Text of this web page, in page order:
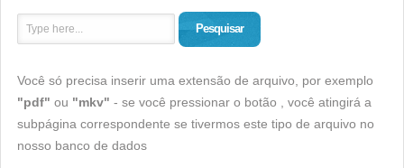
Pesquisar
Você só precisa inserir uma extensão de arquivo, por exemplo
"pdf" ou "mkv" - se você pressionar o botão , você atingirá a
subpágina correspondente se tivermos este tipo de arquivo no
nosso banco de dados